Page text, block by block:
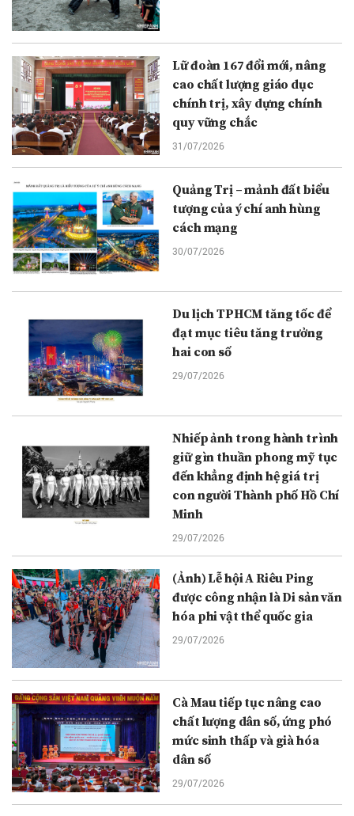
Lữ đoàn 167 đổi mới, nâng
cao chất lượng giáo dục
chính trị, xây dựng chính
quy vững chắc
31/07/2026
Quảng Trị – mảnh đất biểu
tượng của ý chí anh hùng
cách mạng
30/07/2026
Du lịch TPHCM tăng tốc để
đạt mục tiêu tăng trưởng
hai con số
29/07/2026
Nhiếp ảnh trong hành trình
giữ gìn thuần phong mỹ tục
đến khẳng định hệ giá trị
con người Thành phố Hồ Chí
Minh
29/07/2026
(Ảnh) Lễ hội A Riêu Ping
được công nhận là Di sản văn
hóa phi vật thể quốc gia
29/07/2026
Cà Mau tiếp tục nâng cao
chất lượng dân số, ứng phó
mức sinh thấp và già hóa
dân số
29/07/2026